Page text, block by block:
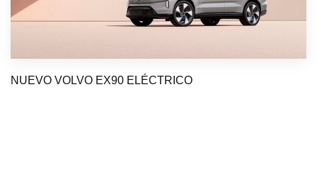
NUEVO VOLVO EX90 ELÉCTRICO